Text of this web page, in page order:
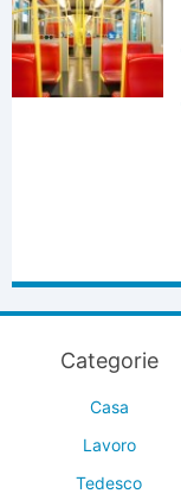
Categorie
Casa
Lavoro
Tedesco